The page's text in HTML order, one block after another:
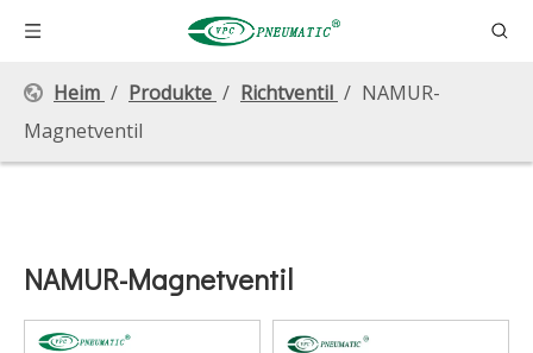
Heim / Produkte / Richtventil / NAMUR-
Magnetventil
NAMUR-Magnetventil